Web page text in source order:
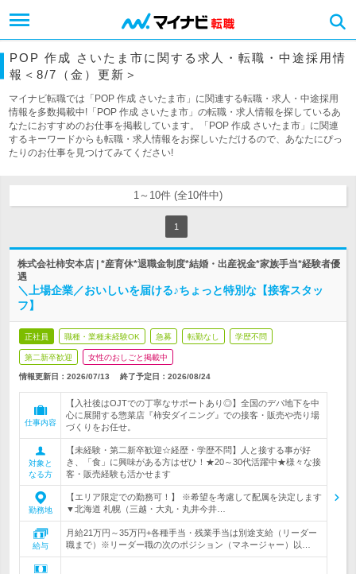
POP 作成 さいたま市に関する求人・転職・中途採用情
報＜8/7（金）更新＞
マイナビ転職では「POP 作成 さいたま市」に関連する転職・求人・中途採用
情報を多数掲載中!「POP 作成 さいたま市」の転職・求人情報を探しているあ
なたにおすすめのお仕事を掲載しています。「POP 作成 さいたま市」に関連
するキーワードからも転職・求人情報をお探しいただけるので、あなたにぴっ
たりのお仕事を見つけてみてください!
1～10件 (全10件中)
1
株式会社柿安本店 | *産育休*退職金制度*結婚・出産祝金*家族手当*経験者優
遇
＼上場企業／おいしいを届ける♪ちょっと特別な【接客スタッ
フ】
正社員 職種・業種未経験OK 急募 転勤なし 学歴不問
第二新卒歓迎 女性のおしごと掲載中
情報更新日：2026/07/13 終了予定日： 2026/08/24
仕事内容
【入社後はOJTでの丁寧なサポートあり◎】全国のデパ地下を中
心に展開する惣菜店『柿安ダイニング』での接客・販売や売り場
づくりをお任せ。
対象と
なる方
【未経験・第二新卒歓迎☆経歴・学歴不問】人と接する事が好
き、「食」に興味がある方はぜひ！★20～30代活躍中★様々な接
客・販売経験も活かせます
勤務地
【エリア限定での勤務可！】 ※希望を考慮して配属を決定します
▼北海道 札幌（三越・大丸・丸井今井…
給与
月給21万円～35万円+各種手当・残業手当は別途支給（リーダー
職まで）※リーダー職の次のポジション（マネージャー）以…